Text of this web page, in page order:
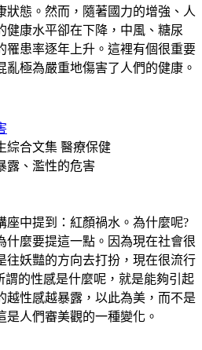
狀態。然而，隨著國力的增強、人
健康水平卻在下降，中風、糖尿
罹患率逐年上升。這裡有個很重要
亂極為嚴重地傷害了人們的健康。
綜合文集 醫療保健
露、濫性的危害
中提到：紅顏禍水。為什麼呢?
什麼要提這一點。因為現在社會很
往妖豔的方向去打扮，現在很流行
謂的性感是什麼呢，就是能夠引起
越性感越暴露，以此為美，而不是
人們審美觀的一種變化。